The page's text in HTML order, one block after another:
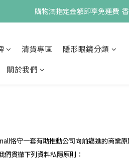
購物滿指定金額即享免運費
清貨專區
隱形眼鏡分類
關於我們
恪守一套有助推動公司向前邁進的商業
貫徹下列資料私隱原則：